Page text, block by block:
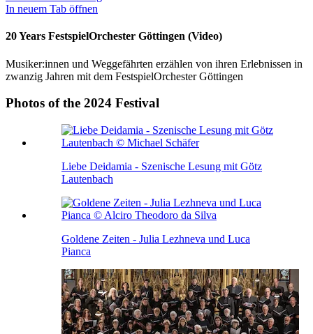
In neuem Tab öffnen
20 Years FestspielOrchester Göttingen (Video)
Musiker:innen und Weggefährten erzählen von ihren Erlebnissen in
zwanzig Jahren mit dem FestspielOrchester Göttingen
Photos of the 2024 Festival
Liebe Deidamia - Szenische Lesung mit Götz
Lautenbach
Goldene Zeiten - Julia Lezhneva und Luca
Pianca